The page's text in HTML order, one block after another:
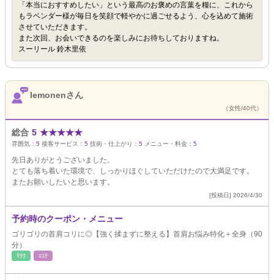
「本当におすすめしたい」という最高のお褒めの言葉を糧に、これから
もラベンダー様が毎日を笑顔で軽やかに過ごせるよう、心を込めて施術
させていただきます。
また次回、お会いできるのを楽しみにお待ちしておりますね。
スーリール 鈴木里依
lemonenさん
（女性/40代）
総合 5 ★★★★★
雰囲気： 5 接客サービス： 5 技術・仕上がり： 5 メニュー・料金： 5
先日ありがとうございました。
とても落ち着いた環境で、しっかりほぐしていただけたので大満足です。
またお願いしたいと思います。
[投稿日] 2026/4/30
予約時のクーポン・メニュー
ゴリゴリの首肩コリに◎【強く揉まずに整える】首肩お悩み特化＋全身（90
分）
ﾘﾗｸ ｴｽﾃ